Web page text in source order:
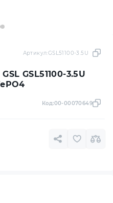
GSL51100-3.5U
Артикул:GSL51100-3.5U
Код:00-00070649